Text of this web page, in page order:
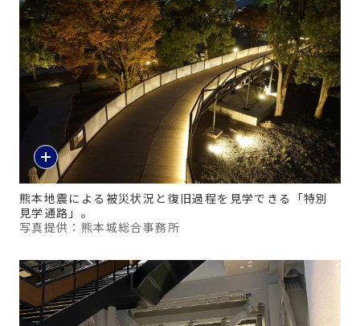
熊本地震による被災状況と復旧過程を見学できる「特別
見学通路」。
写真提供：熊本城総合事務所